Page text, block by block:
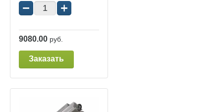
− +
9080.00 руб.
Заказать